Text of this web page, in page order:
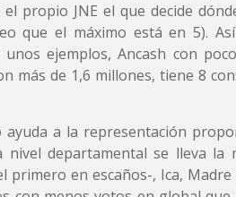
propio JNE el que decide
que el máximo está en 5).
ejemplos, Ancash con
más de 1,6 millones, tiene 8
ayuda a la representación
nivel departamental se lleva
en escaños-, Ica,